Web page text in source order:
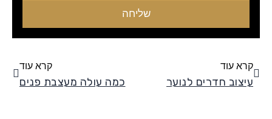
שליחה
קרא עוד
עיצוב חדרים לנוער
קרא עוד
כמה עולה מעצבת פנים